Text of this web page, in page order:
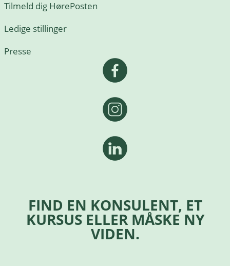
Tilmeld dig HørePosten
Ledige stillinger
Presse
FIND EN KONSULENT, ET
KURSUS ELLER MÅSKE NY
VIDEN.